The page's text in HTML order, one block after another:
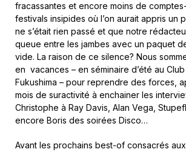
fracassantes et encore moins de
festivals insipides où l’on aurait appris un
ne s’était rien passé et que notre
queue entre les jambes avec un paquet
vide. La raison de ce silence? Nous
en vacances – en séminaire d’été au Club
Fukushima – pour reprendre des forces,
mois de suractivité à enchainer les
Christophe à Ray Davis, Alan Vega,
encore Boris des soirées Disco…
Avant les prochains best-of consacrés